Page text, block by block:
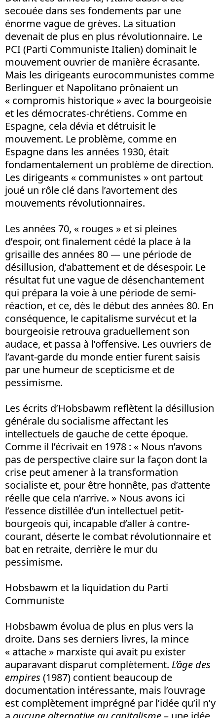
secouée dans ses fondements par une
énorme vague de grèves. La situation
devenait de plus en plus révolutionnaire. Le
PCI (Parti Communiste Italien) dominait le
mouvement ouvrier de manière écrasante.
Mais les dirigeants eurocommunistes comme
Berlinguer et Napolitano prônaient un
« compromis historique » avec la bourgeoisie
et les démocrates-chrétiens. Comme en
Espagne, cela dévia et détruisit le
mouvement. Le problème, comme en
Espagne dans les années 1930, était
fondamentalement un problème de direction.
Les dirigeants « communistes » ont partout
joué un rôle clé dans l’avortement des
mouvements révolutionnaires.
Les années 70, « rouges » et si pleines
d’espoir, ont finalement cédé la place à la
grisaille des années 80 — une période de
désillusion, d’abattement et de désespoir. Le
résultat fut une vague de désenchantement
qui prépara la voie à une période de semi-
réaction, et ce, dès le début des années 80. En
conséquence, le capitalisme survécut et la
bourgeoisie retrouva graduellement son
audace, et passa à l’offensive. Les ouvriers de
l’avant-garde du monde entier furent saisis
par une humeur de scepticisme et de
pessimisme.
Les écrits d’Hobsbawm reflètent la désillusion
générale du socialisme affectant les
intellectuels de gauche de cette époque.
Comme il l’écrivait en 1978 : « Nous n’avons
pas de perspective claire sur la façon dont la
crise peut amener à la transformation
socialiste et, pour être honnête, pas d’attente
réelle que cela n’arrive. » Nous avons ici
l’essence distillée d’un intellectuel petit-
bourgeois qui, incapable d’aller à contre-
courant, déserte le combat révolutionnaire et
bat en retraite, derrière le mur du
pessimisme.
Hobsbawm et la liquidation du Parti
Communiste
Hobsbawm évolua de plus en plus vers la
droite. Dans ses derniers livres, la mince
« attache » marxiste qui avait pu exister
auparavant disparut complètement. L’âge des
empires (1987) contient beaucoup de
documentation intéressante, mais l’ouvrage
est complètement imprégné par l’idée qu’il n’y